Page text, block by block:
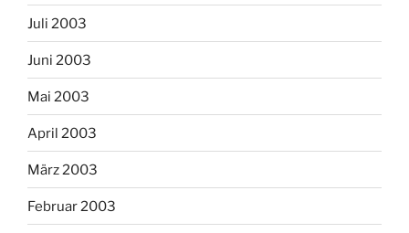
Juli 2003
Juni 2003
Mai 2003
April 2003
März 2003
Februar 2003